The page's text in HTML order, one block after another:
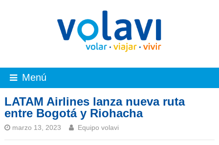
Menú
LATAM Airlines lanza nueva ruta
entre Bogotá y Riohacha
marzo 13, 2023 Equipo volavi